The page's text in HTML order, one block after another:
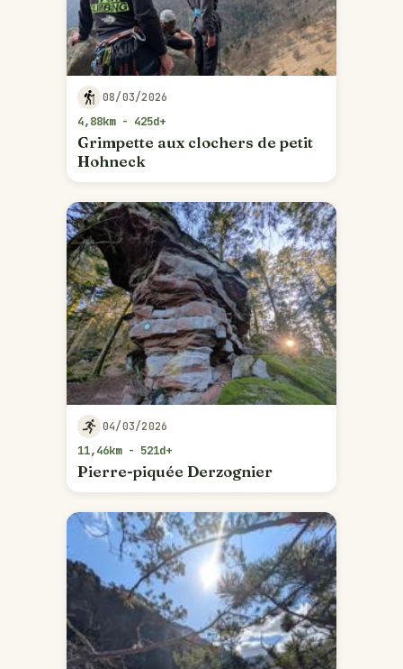
08/03/2026
4,88km - 425d+
Grimpette aux clochers de petit
Hohneck
04/03/2026
11,46km - 521d+
Pierre-piquée Derzognier